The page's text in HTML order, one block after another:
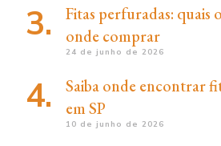
Fitas perfuradas: quais
onde comprar
24 de junho de 2026
Saiba onde encontrar
em SP
10 de junho de 2026